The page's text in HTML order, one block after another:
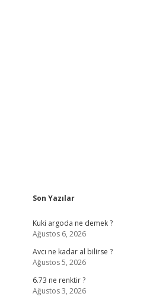
Sidebar
Son Yazılar
Kuki argoda ne demek ?
Ağustos 6, 2026
Avcı ne kadar al bilirse ?
Ağustos 5, 2026
6.73 ne renktir ?
Ağustos 3, 2026